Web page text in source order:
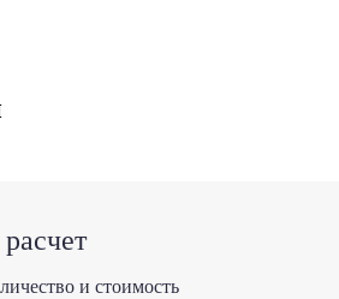
и стоимость